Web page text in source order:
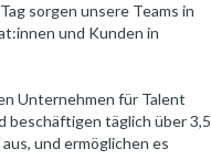
sorgen unsere Teams in
und Kunden in
Unternehmen für Talent
beschäftigen täglich über 3,5
und ermöglichen es